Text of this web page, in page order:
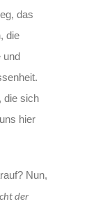
das
die
und
die sich
hier
Nun,
der